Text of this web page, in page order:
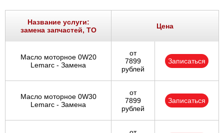
Название услуги:
замена запчастей, ТО
Цена
Масло моторное 0W20
Lemarc - Замена
от
7899
рублей
Записаться
Масло моторное 0W30
Lemarc - Замена
от
7899
рублей
Записаться